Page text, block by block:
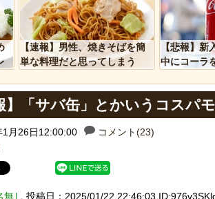
ステ】西川貴教さん 魅惑のマーメイドすぎる
メリカのヤンキーがアジア人にケンカを売っ
なたはアメリカを愛していますか」「はい」ト
ローのサバイバルアクション Siege Survivors
国】パトカーの前で好演技www当たり屋やお煽
【速報】男性、焼きそばを簡
単な料理だと思ってしまう
【悲報】新
中にコーラ
】「サバ缶」とかいうコスパ
1月26日12:00:00
コメント(23)
無し 投稿日：2025/01/22 22:46:03